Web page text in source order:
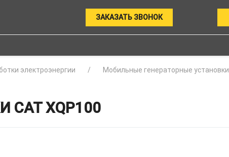
ЗАКАЗАТЬ ЗВОНОК
электроэнергии Мобильные генераторные установки
XQP100